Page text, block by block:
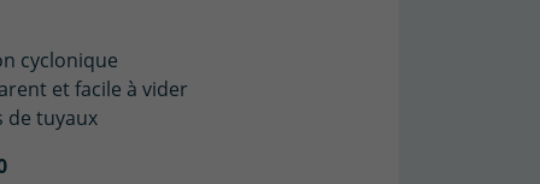
cyclonique
et facile à vider
de tuyaux